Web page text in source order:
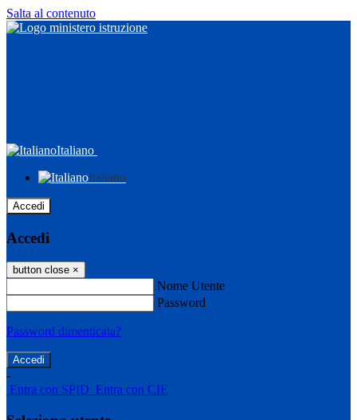
Salta al contenuto
Italiano
Italiano
Accedi
Accedi
button close ×
Nome Utente
Password
Password dimenticata?
-
Entra con SPID Entra con CIE